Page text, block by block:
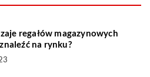
regałów magazynowych
na rynku?